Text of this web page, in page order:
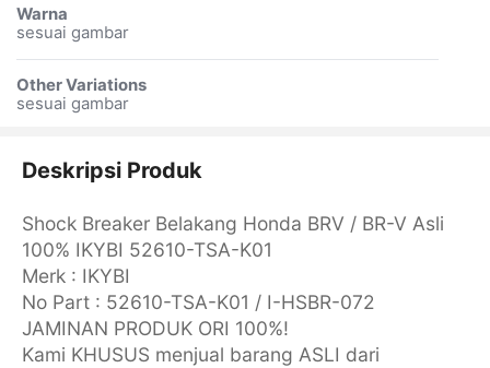
Warna
sesuai gambar
Other Variations
sesuai gambar
Deskripsi Produk
Shock Breaker Belakang Honda BRV / BR-V Asli
100% IKYBI 52610-TSA-K01
Merk : IKYBI
No Part : 52610-TSA-K01 / I-HSBR-072
JAMINAN PRODUK ORI 100%!
Kami KHUSUS menjual barang ASLI dari